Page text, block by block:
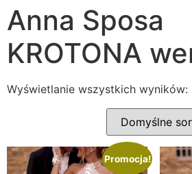
Anna Sposa
KROTONA
Wyświetlanie wszystkich wyników:
Promocja!